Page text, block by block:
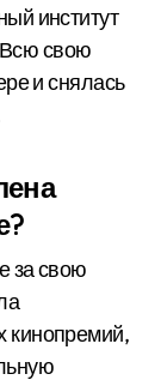
институт
Всю свою
и снялась
за свою
кинопремий,